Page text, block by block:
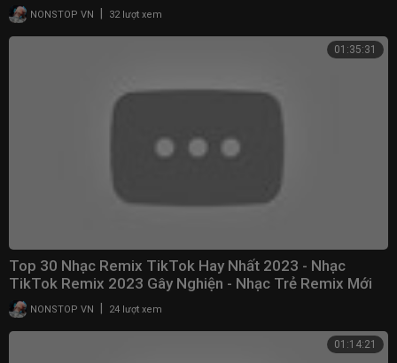
NONSTOP VN 32 lượt xem
01:35:31
Top 30 Nhạc Remix TikTok Hay Nhất 2023 - Nhạc
TikTok Remix 2023 Gây Nghiện - Nhạc Trẻ Remix Mới
NhấtNONSTOP VN 24 lượt xem
01:14:21